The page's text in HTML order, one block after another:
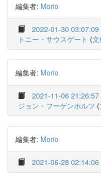
編集者: Morio
2022-01-30 03:07:09
トニー・サウスゲート (
編集者: Morio
2021-11-06 21:26:57
ジョン・フーゲンホルツ (
編集者: Morio
2021-06-28 02:14:06